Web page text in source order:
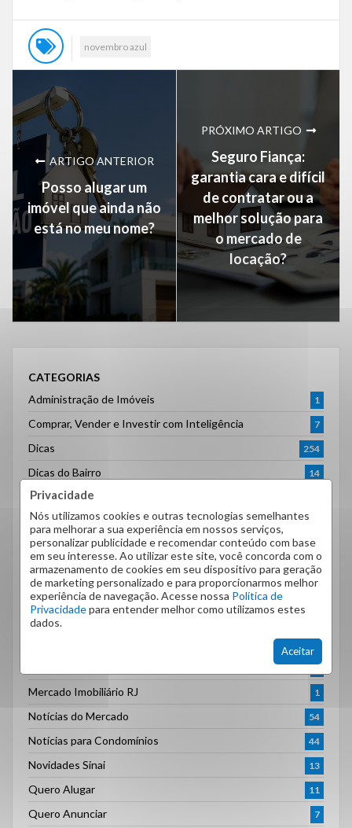
Privacidade
Nós utilizamos cookies e outras tecnologias semelhantes
para melhorar a sua experiência em nossos serviços,
personalizar publicidade e recomendar conteúdo com base
em seu interesse. Ao utilizar este site, você concorda com o
armazenamento de cookies em seu dispositivo para geração
de marketing personalizado e para proporcionarmos melhor
experiência de navegação. Acesse nossa Política de
Privacidadepara entender melhor como utilizamos estes
dados.
Aceitar
novembro azul
ARTIGO ANTERIOR
Posso alugar um
imóvel que ainda não
está no meu nome?
PRÓXIMO ARTIGO
Seguro Fiança:
garantia cara e difícil
de contratar ou a
melhor solução para
o mercado de
locação?
CATEGORIAS
Administração de Imóveis
1
Comprar, Vender e Investir com Inteligência 7
Dicas 254
Dicas do Bairro 14
Dicas para Proprietários
Dicas para Quem Aluga ou Já Alugou
Dicas Práticas Imobiliárias 2
Entrevistas 2
Investimentos Imobiliários
Legislação
3
Mercado Imobiliário RJ 1
Notícias do Mercado 54
Notícias para Condomínios 44
Novidades Sinai 13
Quero Alugar 11
Quero Anunciar 7